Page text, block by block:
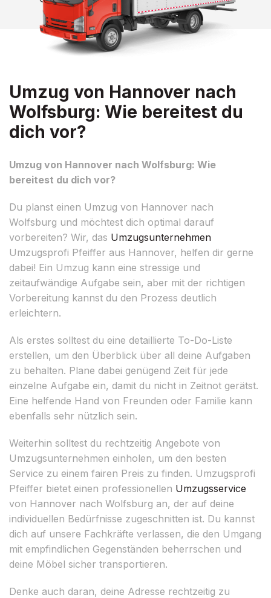
Umzug von Hannover nach
Wolfsburg: Wie bereitest du
dich vor?
Umzug von Hannover nach Wolfsburg: Wie
bereitest du dich vor?
Du planst einen Umzug von Hannover nach
Wolfsburg und möchtest dich optimal darauf
vorbereiten? Wir, das Umzugsunternehmen
Umzugsprofi Pfeiffer aus Hannover, helfen dir gerne
dabei! Ein Umzug kann eine stressige und
zeitaufwändige Aufgabe sein, aber mit der richtigen
Vorbereitung kannst du den Prozess deutlich
erleichtern.
Als erstes solltest du eine detaillierte To-Do-Liste
erstellen, um den Überblick über all deine Aufgaben
zu behalten. Plane dabei genügend Zeit für jede
einzelne Aufgabe ein, damit du nicht in Zeitnot gerätst.
Eine helfende Hand von Freunden oder Familie kann
ebenfalls sehr nützlich sein.
Weiterhin solltest du rechtzeitig Angebote von
Umzugsunternehmen einholen, um den besten
Service zu einem fairen Preis zu finden. Umzugsprofi
Pfeiffer bietet einen professionellen Umzugsservice
von Hannover nach Wolfsburg an, der auf deine
individuellen Bedürfnisse zugeschnitten ist. Du kannst
dich auf unsere Fachkräfte verlassen, die den Umgang
mit empfindlichen Gegenständen beherrschen und
deine Möbel sicher transportieren.
Denke auch daran, deine Adresse rechtzeitig zu